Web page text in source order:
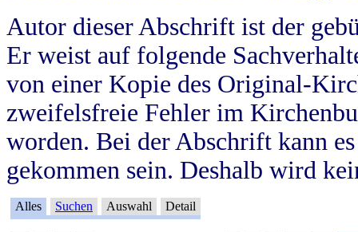
Autor dieser Abschrift ist der
Er weist auf folgende
von einer Kopie des Original-
zweifelsfreie Fehler im
worden. Bei der Abschrift kann
gekommen sein. Deshalb wird
Alles Suchen Auswahl Detail